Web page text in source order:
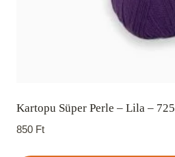
Kartopu Süper Perle – Lila – 725
850 Ft